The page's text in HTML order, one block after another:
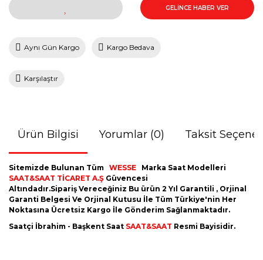
GELİNCE HABER VER
Aynı Gün Kargo Kargo Bedava
Karşılaştır
Ürün Bilgisi Yorumlar (0) Taksit
Sitemizde Bulunan Tüm WESSE
Marka Saat Modelleri
SAAT&SAAT TİCARET A.Ş Güvencesi
Altındadır.Sipariş Vereceğiniz Bu ürün 2 Yıl Garantili , Orjinal
Garanti Belgesi Ve Orjinal Kutusu İle Tüm Türkiye'nin Her
Noktasına Ücretsiz Kargo İle Gönderim Sağlanmaktadır.
Saatçi İbrahim - Başkent Saat SAAT&SAAT Resmi Bayisidir.